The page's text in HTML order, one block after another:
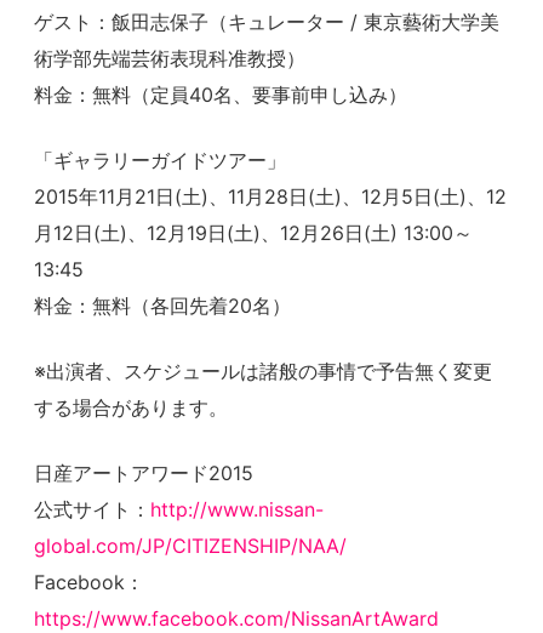
ゲスト：飯田志保子（キュレーター / 東京藝術大学美
術学部先端芸術表現科准教授）
料金：無料（定員40名、要事前申し込み）
「ギャラリーガイドツアー」
2015年11月21日(土)、11月28日(土)、12月5日(土)、12
月12日(土)、12月19日(土)、12月26日(土) 13:00～
13:45
料金：無料（各回先着20名）
※出演者、スケジュールは諸般の事情で予告無く変更
する場合があります。
日産アートアワード2015
公式サイト： http://www.nissan-
global.com/JP/CITIZENSHIP/NAA/
Facebook：
https://www.facebook.com/NissanArtAward